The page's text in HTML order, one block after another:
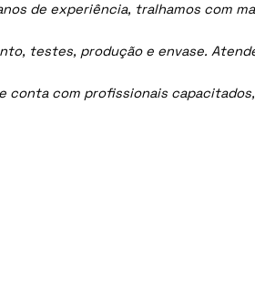
de experiência, tralhamos com
testes, produção e envase.
conta com profissionais